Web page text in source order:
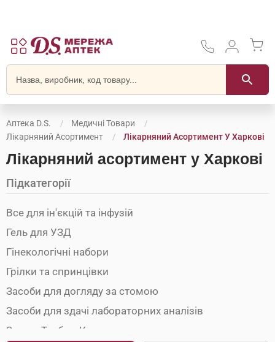
Аптека D.S.
Медичні Товари
Лікарняний Асортимент
Лікарняний Асортимент У Харкові
Лікарняний асортимент у Харкові
Підкатегорії
Все для ін'єкцій та інфузій
Гель для УЗД
Гінекологічні набори
Грілки та спринцівки
Засоби для догляду за стомою
Засоби для здачі лабораторних аналізів
Зонди, Трубки, Катетери